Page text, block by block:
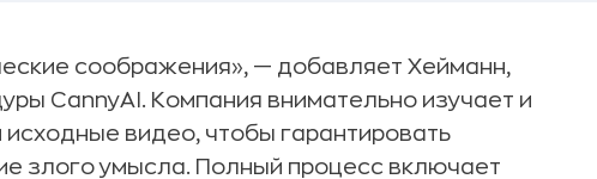
соображения», — добавляет Хейманн,
CannyAI. Компания внимательно изучает и
видео, чтобы гарантировать
злого умысла. Полный процесс включает